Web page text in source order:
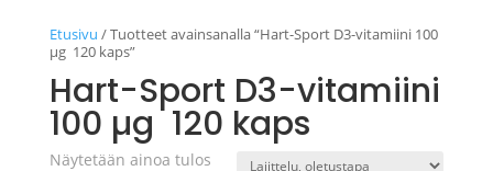
Etusivu / Tuotteet avainsanalla “Hart-Sport D3-vitamiini 100
µg 120 kaps”
Hart-Sport D3-vitamiini
100 µg 120 kaps
Näytetään ainoa tulos